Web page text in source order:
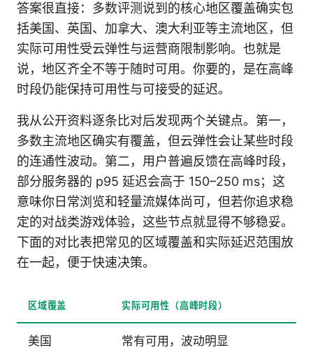
答案很直接：多数评测说到的核心地区覆盖确实包
括美国、英国、加拿大、澳大利亚等主流地区，但
实际可用性受云弹性与运营商限制影响。也就是
说，地区齐全不等于随时可用。你要的，是在高峰
时段仍能保持可用性与可接受的延迟。
我从公开资料逐条比对后发现两个关键点。第一，
多数主流地区确实有覆盖，但云弹性会让某些时段
的连通性波动。第二，用户普遍反馈在高峰时段，
部分服务器的 p95 延迟会高于 150–250 ms；这
意味你日常浏览和轻量流媒体尚可，但若你追求稳
定的对战类游戏体验，这些节点就显得不够稳妥。
下面的对比表把常见的区域覆盖和实际延迟范围放
在一起，便于快速决策。
区域覆盖 实际可用性（高峰时段）
美国 常有可用，波动明显